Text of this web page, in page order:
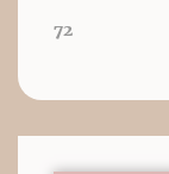
72